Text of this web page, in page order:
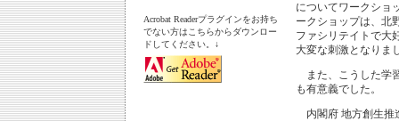
Acrobat Readerプラグインをお持ち
でない方はこちらからダウンロー
ドしてください。↓
についてワークショ
ークショップは、北
ファシリテイトで大
大変な刺激となりま
また、こうした学
も有意義でした。
内閣府 地方創生推